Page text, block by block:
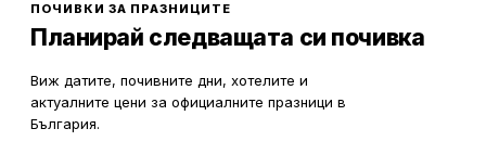
ПОЧИВКИ ЗА ПРАЗНИЦИТЕ
Планирай следващата си почивка
Виж датите, почивните дни, хотелите и
актуалните цени за официалните празници в
България.